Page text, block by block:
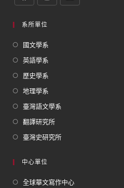
系所單位
國文學系
英語學系
歷史學系
地理學系
臺灣語文學系
翻譯研究所
臺灣史研究所
中心單位
全球華文寫作中心